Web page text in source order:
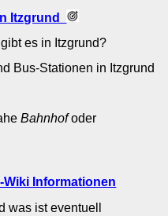
Itzgrund
es in Itzgrund?
Bus-Stationen in Itzgrund
Bahnhofoder
Wiki Informationen
was ist eventuell